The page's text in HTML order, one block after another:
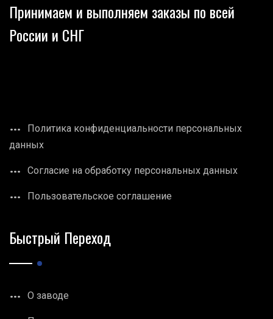
Принимаем и выполняем заказы по всей
России и СНГ
Политика конфиденциальности персональных
данных
Согласие на обработку персональных данных
Пользовательское соглашение
Быстрый Переход
О заводе